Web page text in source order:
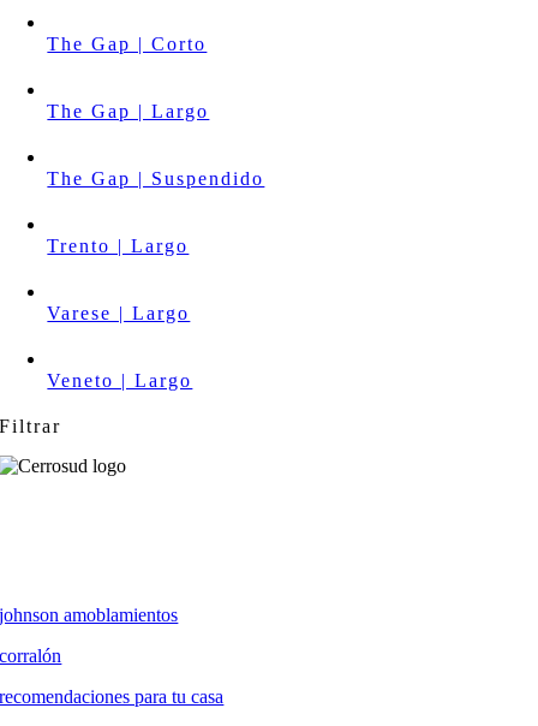
The Gap | Corto
The Gap | Largo
The Gap | Suspendido
Trento | Largo
Varese | Largo
Veneto | Largo
Filtrar
johnson amoblamientos
corralón
recomendaciones para tu casa